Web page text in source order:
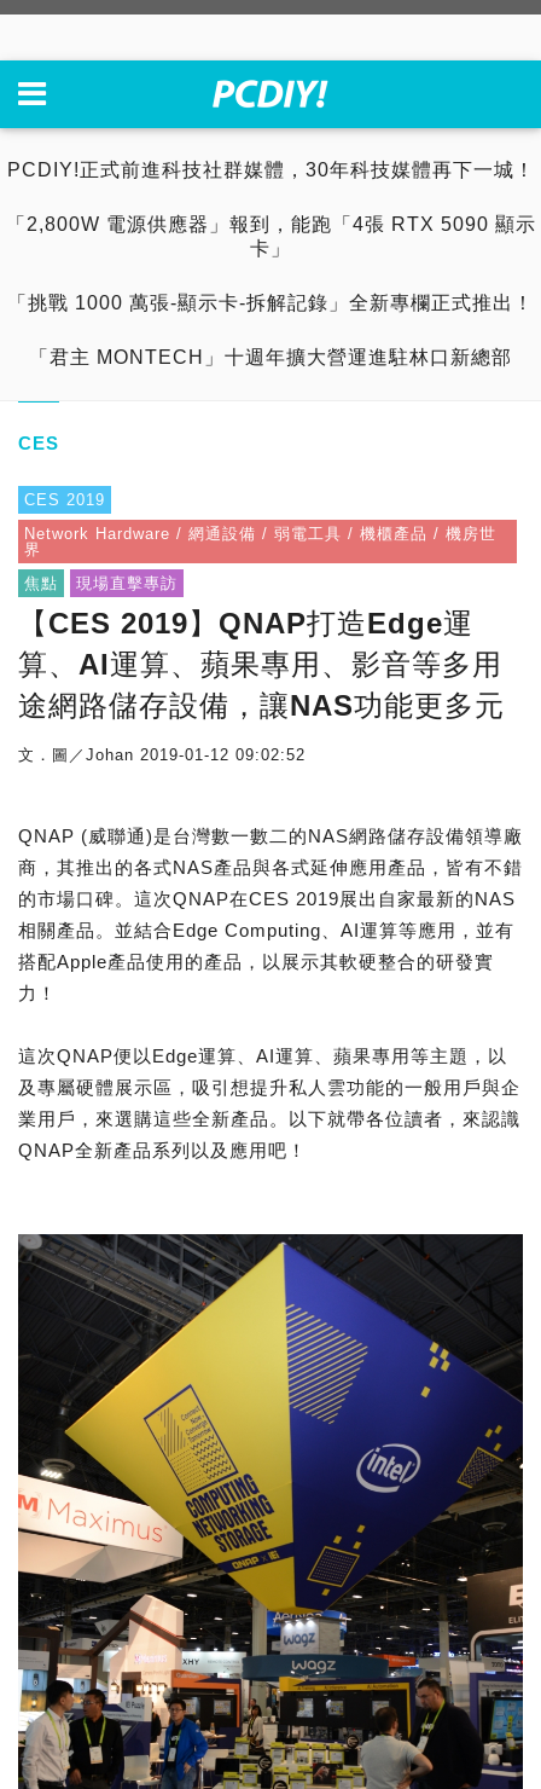
PCDIY!正式前進科技社群媒體，30年科技媒體再下一城！
「2,800W 電源供應器」報到，能跑「4張 RTX 5090 顯示
卡」
「挑戰 1000 萬張-顯示卡-拆解記錄」全新專欄正式推出！
「君主 MONTECH」十週年擴大營運進駐林口新總部
CES
CES 2019
Network Hardware / 網通設備 / 弱電工具 / 機櫃產品 / 機房世
界
焦點
現場直擊專訪
【CES 2019】QNAP打造Edge運
算、AI運算、蘋果專用、影音等多用
途網路儲存設備，讓NAS功能更多元
文．圖／Johan 2019-01-12 09:02:52
QNAP (威聯通)是台灣數一數二的NAS網路儲存設備領導廠
商，其推出的各式NAS產品與各式延伸應用產品，皆有不錯
的市場口碑。這次QNAP在CES 2019展出自家最新的NAS
相關產品。並結合Edge Computing、AI運算等應用，並有
搭配Apple產品使用的產品，以展示其軟硬整合的研發實
力！
這次QNAP便以Edge運算、AI運算、蘋果專用等主題，以
及專屬硬體展示區，吸引想提升私人雲功能的一般用戶與企
業用戶，來選購這些全新產品。以下就帶各位讀者，來認識
QNAP全新產品系列以及應用吧！